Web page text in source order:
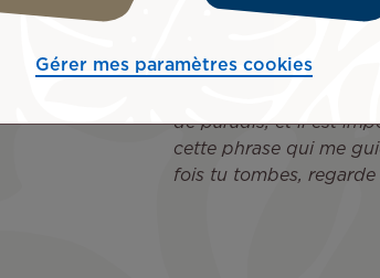
Direction de la
Sports Adaptés et
française, le Comité
Sports et Viper Va’a.
de paradis, et il est
cette phrase qui me
fois tu tombes,
Gérer mes paramètres cookies